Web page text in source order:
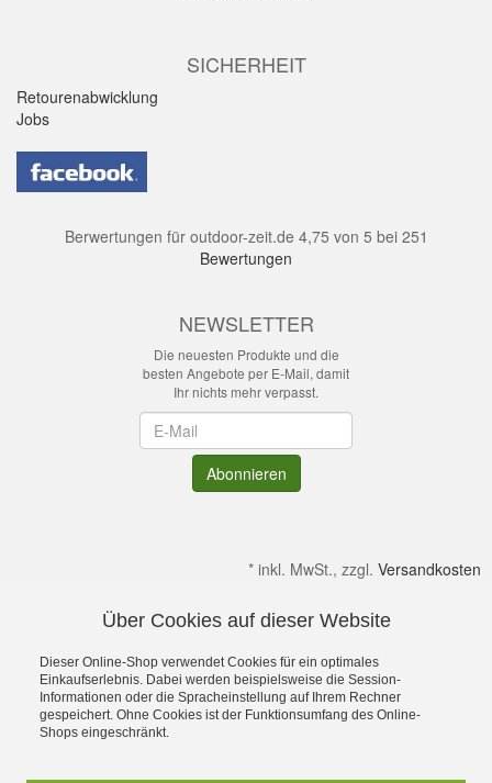
SICHERHEIT
Retourenabwicklung
Jobs
Berwertungen für outdoor-zeit.de 4,75 von 5 bei 251
Bewertungen
NEWSLETTER
Die neuesten Produkte und die
besten Angebote per E-Mail, damit
Ihr nichts mehr verpasst.
Abonnieren
* inkl. MwSt., zzgl. Versandkosten
Irrtümer & kleine Produktabweichungen vorbehalten!
Gültig solange Verfügbar. Die Abbildungen enthalten teilweise
Dekoration bzw. Zusatzausstattung. Preise gelten ohne diese.
Alle Rechte an Namen, Beschreibungen sowie Bildern gehören
Über Cookies auf dieser Website
Dieser Online-Shop verwendet Cookies für ein optimales
Einkaufserlebnis. Dabei werden beispielsweise die Session-
Informationen oder die Spracheinstellung auf Ihrem Rechner
gespeichert. Ohne Cookies ist der Funktionsumfang des Online-
Shops eingeschränkt.